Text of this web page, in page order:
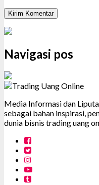
Navigasi pos
Media Informasi dan
sebagai bahan inspirasi,
dunia bisnis trading uang